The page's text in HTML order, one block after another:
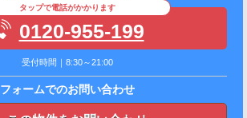
タップで電話がかかります
0120-955-199
受付時間｜8:30～21:00
フォームでのお問い合わせ